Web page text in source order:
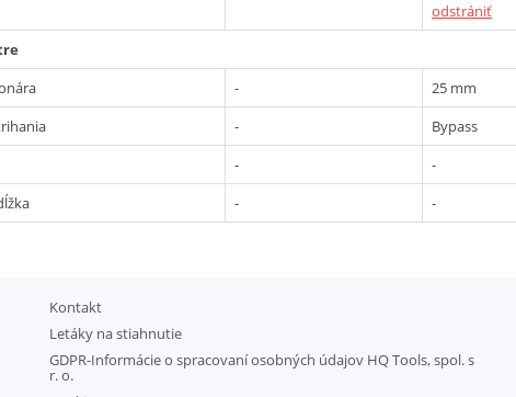
odstrániť
- 25 mm
- Bypass
- -
- -
Kontakt
Letáky na stiahnutie
GDPR-Informácie o spracovaní osobných údajov HQ Tools, spol. s
r. o.